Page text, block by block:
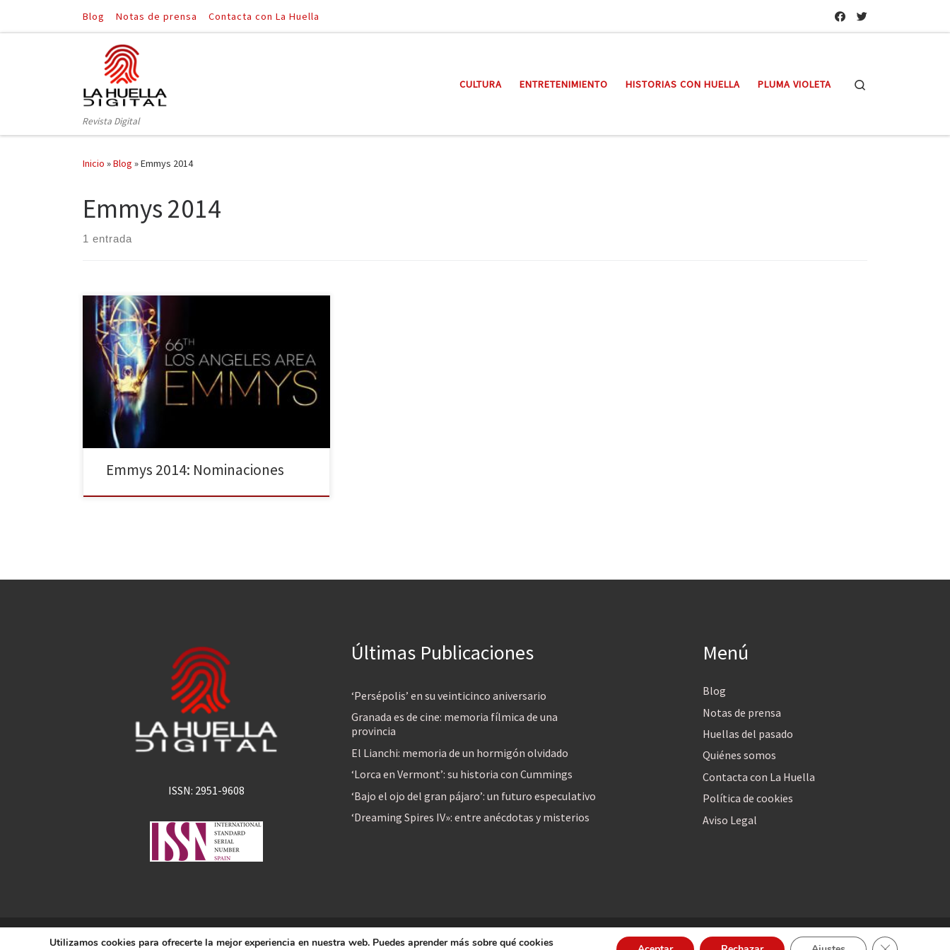
Saltar al contenido
Blog Notas de prensa Contacta con La Huella
Revista Digital
CULTURA ENTRETENIMIENTO HISTORIAS CON HUELLA PLUMA VIOLETA
Inicio »Blog »Emmys 2014
Emmys 2014
1 entrada
Los premios Emmy, encargados de destacar lo mejor
de la televisión en la temporada televisiva se
entregarán el próximo 25 de Agosto en Los Ángeles.
Hace unas semanas conocimos a las series nominadas,
con Juego De Tronos a la cabeza con 19
nominaciones, seguida de cerca por Fargo con 18 […]
Emmys 2014: Nominaciones
ISSN: 2951-9608
Últimas Publicaciones
‘Persépolis’ en su veinticinco aniversario
Granada es de cine: memoria fílmica de una
provincia
El Lianchi: memoria de un hormigón olvidado
‘Lorca en Vermont’: su historia con Cummings
‘Bajo el ojo del gran pájaro’: un futuro especulativo
‘Dreaming Spires IV»: entre anécdotas y misterios
Menú
Blog
Notas de prensa
Huellas del pasado
Quiénes somos
Contacta con La Huella
Política de cookies
Aviso Legal
© 2026La Huella Digital– Todos los derechos reservados
Utilizamos cookies para ofrecerte la mejor experiencia en nuestra web. Puedes aprender más sobre qué cookies
Cerrar el